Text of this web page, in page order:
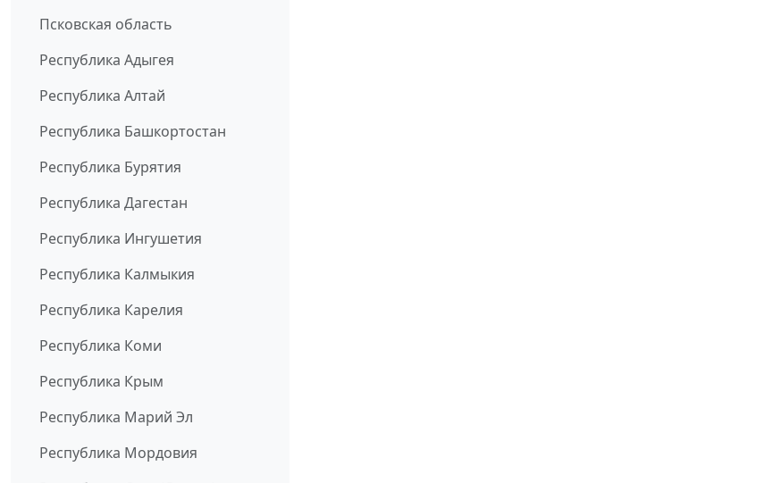
Псковская область
Республика Адыгея
Республика Алтай
Республика Башкортостан
Республика Бурятия
Республика Дагестан
Республика Ингушетия
Республика Калмыкия
Республика Карелия
Республика Коми
Республика Крым
Республика Марий Эл
Республика Мордовия